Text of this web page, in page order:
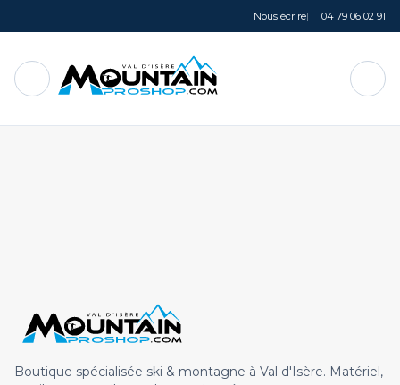
Nous écrire| 04 79 06 02 91
Ouvrir le menu
MountainProShop
Boutique spécialisée ski & montagne à Val d'Isère. Matériel,